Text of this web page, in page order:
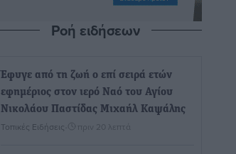
Ροή ειδήσεων
Έφυγε από τη ζωή ο επί σειρά ετών
εφημέριος στον ιερό Ναό του Αγίου
Νικολάου Παστίδας Μιχαήλ Καψάλης
Τοπικές Ειδήσεις πριν 20 λεπτά